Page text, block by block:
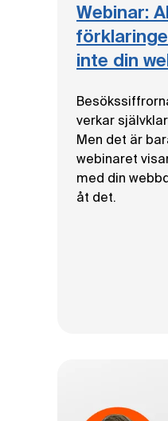
Webinar:
inte din
verkar
Men det är
webinaret
med din
åt det.